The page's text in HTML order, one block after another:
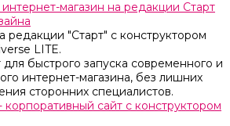
магазин на редакции Старт
редакции "Старт" с конструктором
LITE.
быстрого запуска современного и
интернет-магазина, без лишних
сторонних специалистов.
корпоративный сайт с конструктором